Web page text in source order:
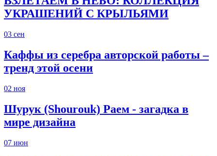
УКРАШЕНИЙ С КРЫЛЬЯМИ
03 сен
Каффы из серебра авторской работы –
тренд этой осени
02 ноя
Шурук (Shourouk) Раем - загадка в
мире дизайна
07 июн